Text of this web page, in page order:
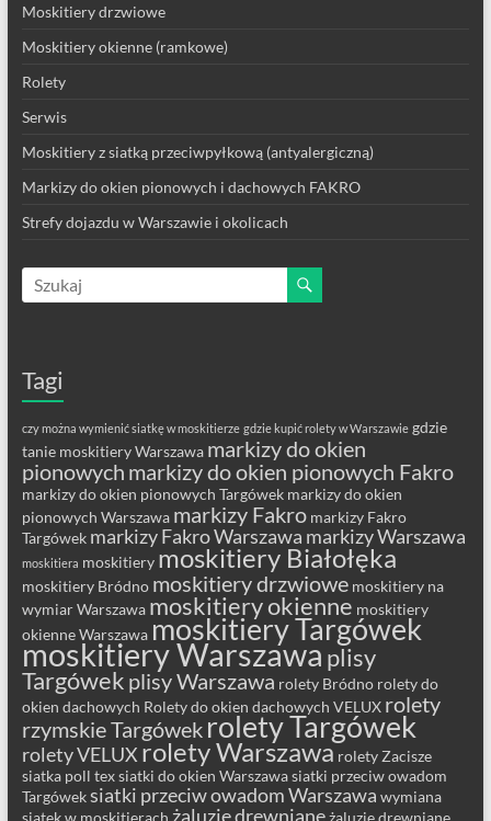
Moskitiery drzwiowe
Moskitiery okienne (ramkowe)
Rolety
Serwis
Moskitiery z siatką przeciwpyłkową (antyalergiczną)
Markizy do okien pionowych i dachowych FAKRO
Strefy dojazdu w Warszawie i okolicach
Tagi
czy można wymienić siatkę w moskitierze gdzie kupić rolety w Warszawie gdzie
tanie moskitiery Warszawa markizy do okien
pionowych markizy do okien pionowych Fakro
markizy do okien pionowych Targówek markizy do okien
pionowych Warszawa markizy Fakro markizy Fakro
Targówek markizy Fakro Warszawa markizy Warszawa
moskitiera moskitiery moskitiery Białołęka
moskitiery Bródno moskitiery drzwiowe moskitiery na
wymiar Warszawa moskitiery okienne moskitiery
okienne Warszawa moskitiery Targówek
moskitiery Warszawaplisy
Targówek plisy Warszawa rolety Bródno rolety do
okien dachowych Rolety do okien dachowych VELUX rolety
rzymskie Targówek rolety Targówek
rolety VELUX rolety Warszawa rolety Zacisze
siatka poll texsiatki do okien Warszawasiatki przeciw owadom
Targóweksiatki przeciw owadom Warszawa wymiana
siatek w moskitierach żaluzje drewnianeżaluzje drewniane